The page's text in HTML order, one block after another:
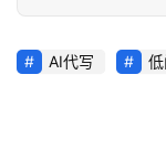
业
AI代写